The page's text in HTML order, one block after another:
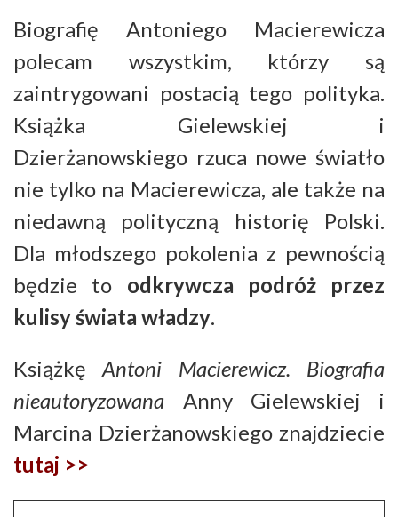
Biografię Antoniego Macierewicza
polecam wszystkim, którzy są
zaintrygowani postacią tego polityka.
Książka Gielewskiej i
Dzierżanowskiego rzuca nowe światło
nie tylko na Macierewicza, ale także na
niedawną polityczną historię Polski.
Dla młodszego pokolenia z pewnością
będzie to odkrywcza podróż przez
kulisy świata władzy.
KsiążkęAntoni Macierewicz. Biografia
nieautoryzowana Anny Gielewskiej i
Marcina Dzierżanowskiego znajdziecie
tutaj >>